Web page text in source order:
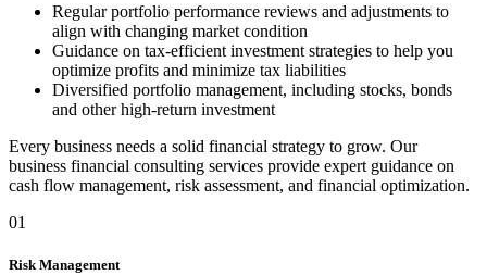
Regular portfolio performance reviews and adjustments to
align with changing market condition
Guidance on tax-efficient investment strategies to help you
optimize profits and minimize tax liabilities
Diversified portfolio management, including stocks, bonds
and other high-return investment
Every business needs a solid financial strategy to grow. Our
business financial consulting services provide expert guidance on
cash flow management, risk assessment, and financial optimization.
01
Risk Management